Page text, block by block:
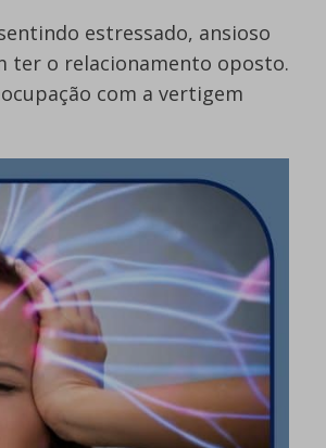
estressado, ansioso
ter o relacionamento oposto.
com a vertigem